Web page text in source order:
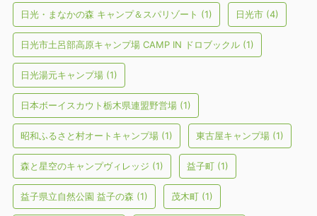
日光・まなかの森 キャンプ＆スパリゾート (1) 日光市 (4)
日光市土呂部高原キャンプ場 CAMP IN ドロブックル (1)
日光湯元キャンプ場 (1)
日本ボーイスカウト栃木県連盟野営場 (1)
昭和ふるさと村オートキャンプ場 (1) 東古屋キャンプ場 (1)
森と星空のキャンプヴィレッジ (1) 益子町 (1)
益子県立自然公園 益子の森 (1) 茂木町 (1)